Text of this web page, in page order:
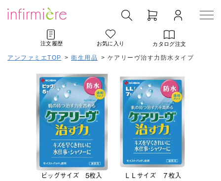
注文履歴 お気に入り カタログ注文
アンファミエTOP > 衛生用品 > ケアリーヴ治す力防水タイプ